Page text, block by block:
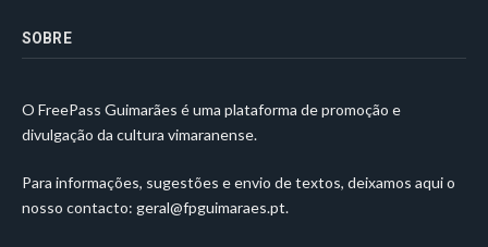
SOBRE
O FreePass Guimarães é uma plataforma de promoção e
divulgação da cultura vimaranense.
Para informações, sugestões e envio de textos, deixamos aqui o
nosso contacto: geral@fpguimaraes.pt.